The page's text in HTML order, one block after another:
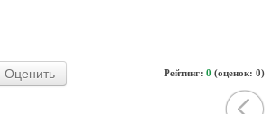
Рейтинг: 0 (оценок: 0)